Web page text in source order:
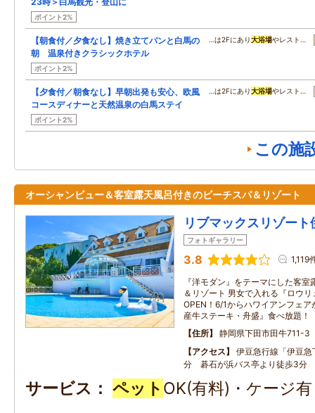
ポイント2%
【朝食付／夕食なし】焼き立てパンと白馬の
朝 温泉付きクラシックホテル
ポイント2%
…は2Fにあり大浴場やレスト…
【夕食付／朝食なし】早朝出発も安心、欧風
コースディナーと天然温泉の白馬ステイ
ポイント2%
…は2Fにあり大浴場やレスト…
この施
オーシャンビュー＆客室露天風呂付きのビーチスパ＆リゾート
リブマックスリゾート
フォトギャラリー
3.8 1,119
『洋モダン』をテーマにした客
＆リゾート 男女で入れる『ロウ
OPEN！6/1からハワイアンフェ
産牛ステーキ・舟盛』食べ放題！
住所
静岡県下田市田牛711-3
アクセス
伊豆急行線「伊豆
分 碁石が浜バス亭より徒歩3分
サービス ペット OK(有料)・ケージ